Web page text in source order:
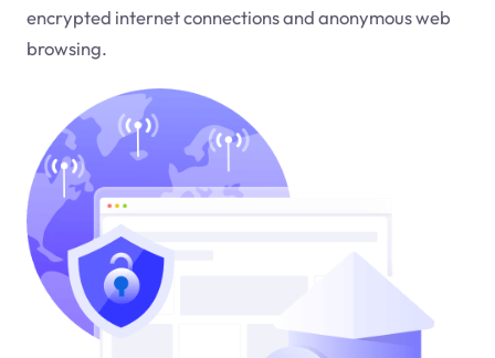
encrypted internet connections and anonymous web
browsing.